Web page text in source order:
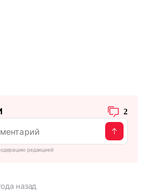
2
редакцией
назад